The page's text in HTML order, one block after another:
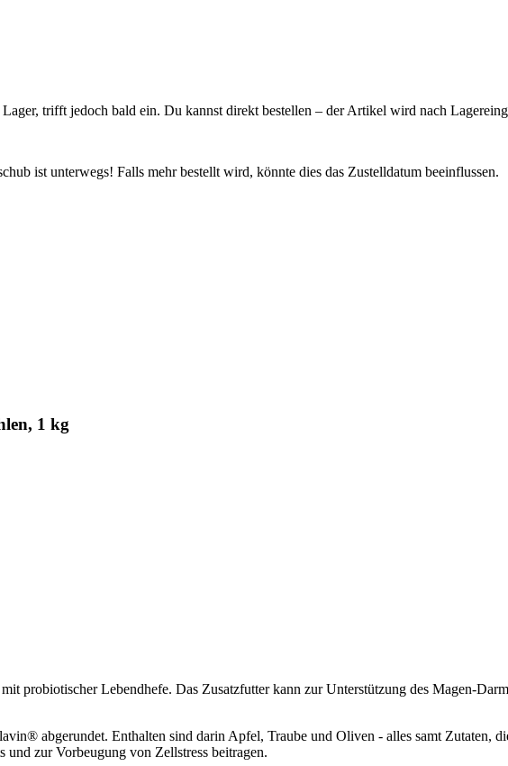
trifft jedoch bald ein. Du kannst direkt bestellen – der Artikel wird nach
ist unterwegs! Falls mehr bestellt wird, könnte dies das Zustelldatum beeinflussen.
1 kg
probiotischer Lebendhefe. Das Zusatzfutter kann zur Unterstützung des Magen-
abgerundet. Enthalten sind darin Apfel, Traube und Oliven - alles samt Zutaten,
zur Vorbeugung von Zellstress beitragen.